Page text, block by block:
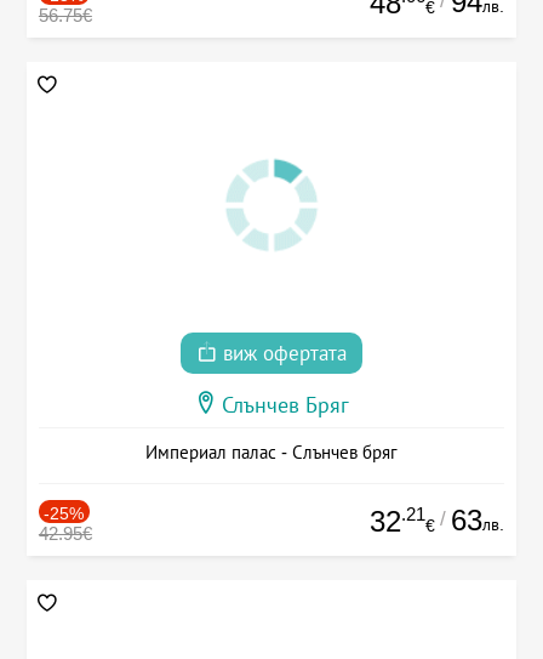
56.75€ € лв.
виж офертата
Слънчев Бряг
Империал палас - Слънчев бряг
-25%
42.95€ 32.21
€ / 63лв.